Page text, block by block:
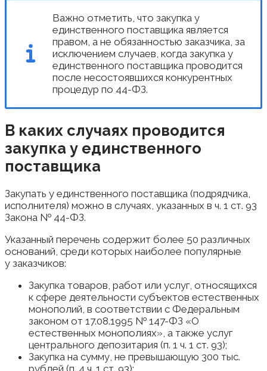
Важно отметить, что закупка у
единственного поставщика является
правом, а не обязанностью заказчика, за
исключением случаев, когда закупка у
единственного поставщика проводится
после несостоявшихся конкурентных
процедур по 44-ФЗ.
В каких случаях проводится
закупка у единственного
поставщика
Закупать у единственного поставщика (подрядчика,
исполнителя) можно в случаях, указанных в ч. 1 ст. 93
Закона № 44-ФЗ.
Указанный перечень содержит более 50 различных
оснований, среди которых наиболее популярные
у заказчиков:
Закупка товаров, работ или услуг, относящихся
к сфере деятельности субъектов естественных
монополий, в соответствии с Федеральным
законом от 17.08.1995 № 147-ФЗ «О
естественных монополиях», а также услуг
центрального депозитария (п. 1 ч. 1 ст. 93);
Закупка на сумму, не превышающую 300 тыс.